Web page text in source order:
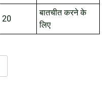
20
बातचीत करने के
लिए